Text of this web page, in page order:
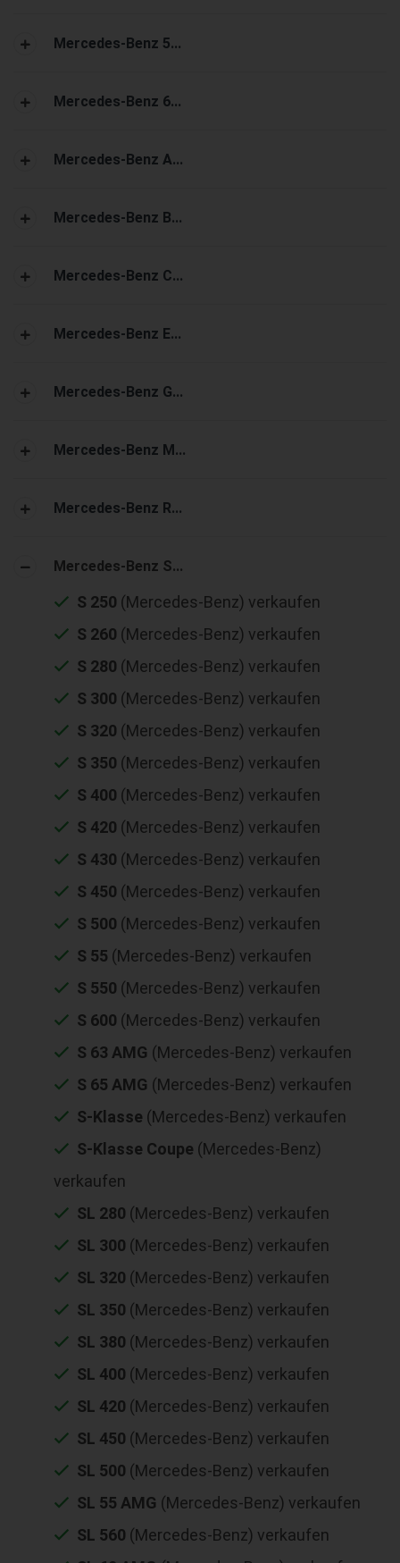
Mercedes-Benz 5...
Mercedes-Benz 6...
Mercedes-Benz A...
Mercedes-Benz B...
Mercedes-Benz C...
Mercedes-Benz E...
Mercedes-Benz G...
Mercedes-Benz M...
Mercedes-Benz R...
Mercedes-Benz S...
S 250 (Mercedes-Benz) verkaufen
S 260 (Mercedes-Benz) verkaufen
S 280 (Mercedes-Benz) verkaufen
S 300 (Mercedes-Benz) verkaufen
S 320 (Mercedes-Benz) verkaufen
S 350 (Mercedes-Benz) verkaufen
S 400 (Mercedes-Benz) verkaufen
S 420 (Mercedes-Benz) verkaufen
S 430 (Mercedes-Benz) verkaufen
S 450 (Mercedes-Benz) verkaufen
S 500 (Mercedes-Benz) verkaufen
S 55 (Mercedes-Benz) verkaufen
S 550 (Mercedes-Benz) verkaufen
S 600 (Mercedes-Benz) verkaufen
S 63 AMG (Mercedes-Benz) verkaufen
S 65 AMG (Mercedes-Benz) verkaufen
S-Klasse (Mercedes-Benz) verkaufen
S-Klasse Coupe (Mercedes-Benz)
verkaufen
SL 280 (Mercedes-Benz) verkaufen
SL 300 (Mercedes-Benz) verkaufen
SL 320 (Mercedes-Benz) verkaufen
SL 350 (Mercedes-Benz) verkaufen
SL 380 (Mercedes-Benz) verkaufen
SL 400 (Mercedes-Benz) verkaufen
SL 420 (Mercedes-Benz) verkaufen
SL 450 (Mercedes-Benz) verkaufen
SL 500 (Mercedes-Benz) verkaufen
SL 55 AMG (Mercedes-Benz) verkaufen
SL 560 (Mercedes-Benz) verkaufen